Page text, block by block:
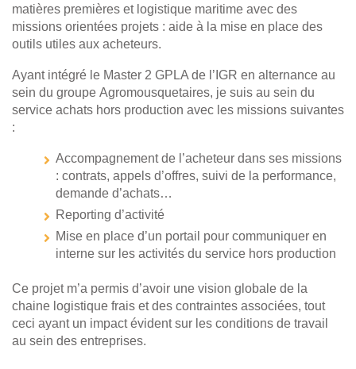
matières premières et logistique maritime avec des
missions orientées projets : aide à la mise en place des
outils utiles aux acheteurs.
Ayant intégré le Master 2 GPLA de l’IGR en alternance au
sein du groupe Agromousquetaires, je suis au sein du
service achats hors production avec les missions suivantes
:
Accompagnement de l’acheteur dans ses missions
: contrats, appels d’offres, suivi de la performance,
demande d’achats…
Reporting d’activité
Mise en place d’un portail pour communiquer en
interne sur les activités du service hors production
Ce projet m’a permis d’avoir une vision globale de la
chaine logistique frais et des contraintes associées, tout
ceci ayant un impact évident sur les conditions de travail
au sein des entreprises.